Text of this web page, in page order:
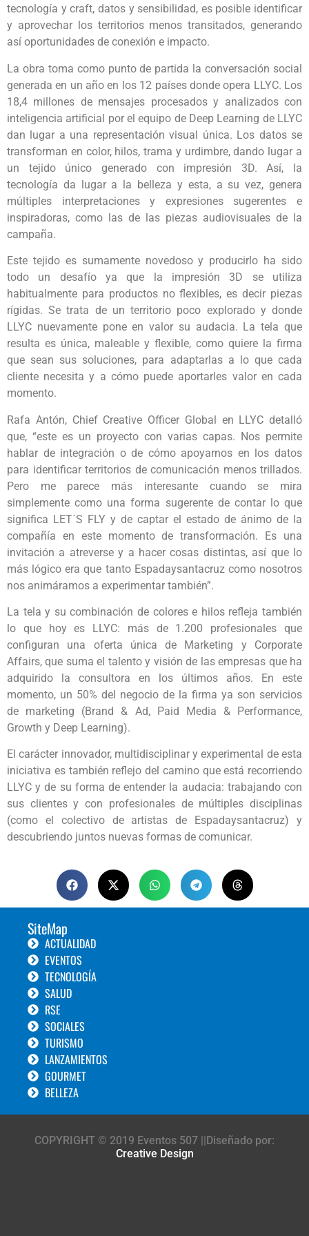
tecnología y craft, datos y sensibilidad, es posible identificar
y aprovechar los territorios menos transitados, generando
así oportunidades de conexión e impacto.
La obra toma como punto de partida la conversación social
generada en un año en los 12 países donde opera LLYC. Los
18,4 millones de mensajes procesados y analizados con
inteligencia artificial por el equipo de Deep Learning de LLYC
dan lugar a una representación visual única. Los datos se
transforman en color, hilos, trama y urdimbre, dando lugar a
un tejido único generado con impresión 3D. Así, la
tecnología da lugar a la belleza y esta, a su vez, genera
múltiples interpretaciones y expresiones sugerentes e
inspiradoras, como las de las piezas audiovisuales de la
campaña.
Este tejido es sumamente novedoso y producirlo ha sido
todo un desafío ya que la impresión 3D se utiliza
habitualmente para productos no flexibles, es decir piezas
rígidas. Se trata de un territorio poco explorado y donde
LLYC nuevamente pone en valor su audacia. La tela que
resulta es única, maleable y flexible, como quiere la firma
que sean sus soluciones, para adaptarlas a lo que cada
cliente necesita y a cómo puede aportarles valor en cada
momento.
Rafa Antón, Chief Creative Officer Global en LLYC detalló
que, “este es un proyecto con varias capas. Nos permite
hablar de integración o de cómo apoyarnos en los datos
para identificar territorios de comunicación menos trillados.
Pero me parece más interesante cuando se mira
simplemente como una forma sugerente de contar lo que
significa LET´S FLY y de captar el estado de ánimo de la
compañía en este momento de transformación. Es una
invitación a atreverse y a hacer cosas distintas, así que lo
más lógico era que tanto Espadaysantacruz como nosotros
nos animáramos a experimentar también”.
La tela y su combinación de colores e hilos refleja también
lo que hoy es LLYC: más de 1.200 profesionales que
configuran una oferta única de Marketing y Corporate
Affairs, que suma el talento y visión de las empresas que ha
adquirido la consultora en los últimos años. En este
momento, un 50% del negocio de la firma ya son servicios
de marketing (Brand & Ad, Paid Media & Performance,
Growth y Deep Learning).
El carácter innovador, multidisciplinar y experimental de esta
iniciativa es también reflejo del camino que está recorriendo
LLYC y de su forma de entender la audacia: trabajando con
sus clientes y con profesionales de múltiples disciplinas
(como el colectivo de artistas de Espadaysantacruz) y
descubriendo juntos nuevas formas de comunicar.
SiteMap
ACTUALIDAD
EVENTOS
TECNOLOGÍA
SALUD
RSE
SOCIALES
TURISMO
LANZAMIENTOS
GOURMET
BELLEZA
COPYRIGHT © 2019 Eventos 507 ||Diseñado por:
Creative Design